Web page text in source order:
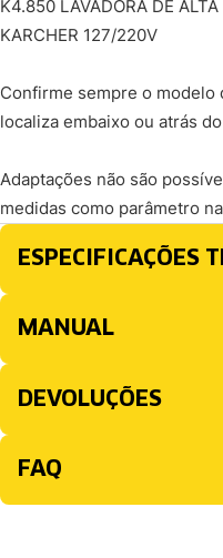
K4.850 LAVADORA DE
KARCHER 127/220V
Confirme sempre o modelo
localiza embaixo ou atrás
Adaptações não são
medidas como parâmetro
ESPECIFICAÇÕES
MANUAL
DEVOLUÇÕES
FAQ